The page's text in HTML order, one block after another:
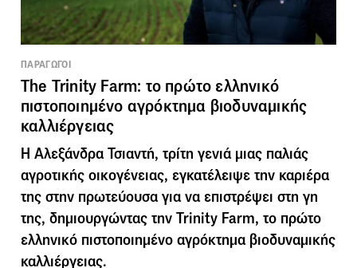
ΠΑΡΑΓΩΓΟΙ
The Trinity Farm: το πρώτο ελληνικό
πιστοποιημένο αγρόκτημα βιοδυναμικής
καλλιέργειας
H Αλεξάνδρα Τσιαντή, τρίτη γενιά μιας παλιάς
αγροτικής οικογένειας, εγκατέλειψε την καριέρα
της στην πρωτεύουσα για να επιστρέψει στη γη
της, δημιουργώντας την Trinity Farm, το πρώτο
ελληνικό πιστοποιημένο αγρόκτημα βιοδυναμικής
καλλιέργειας.